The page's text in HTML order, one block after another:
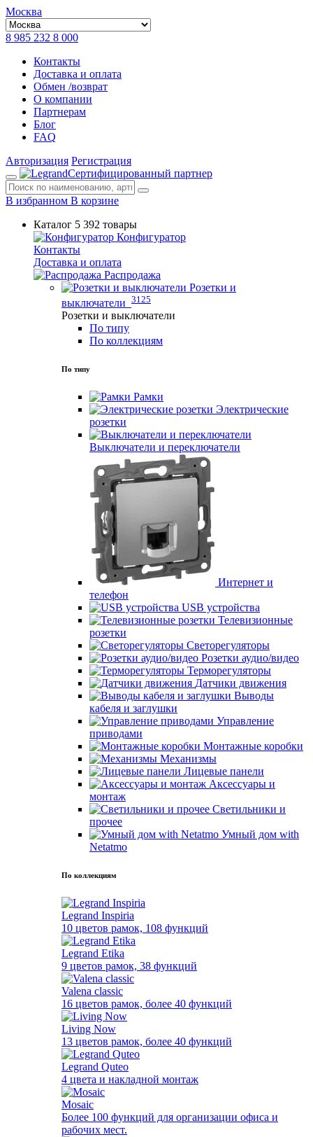
Москва
8 985 232 8 000
Контакты
Доставка и оплата
Обмен /возврат
О компании
Партнерам
Блог
FAQ
Авторизация Регистрация
Сертифицированный партнер
В избранном В корзине
Каталог 5 392 товары
Конфигуратор
Контакты
Доставка и оплата
Распродажа
Розетки и
выключатели 3125
Розетки и выключатели
По типу
По коллекциям
По типу
Рамки
Электрические
розетки
Выключатели и переключатели
Интернет и
телефон
USB устройства
Телевизионные
розетки
Светорегуляторы
Розетки аудио/видео
Терморегуляторы
Датчики движения
Выводы
кабеля и заглушки
Управление
приводами
Монтажные коробки
Механизмы
Лицевые панели
Аксессуары и
монтаж
Светильники и
прочее
Умный дом with
Netatmo
По коллекциям
Legrand Inspiria
10 цветов рамок, 108 функций
Legrand Etika
9 цветов рамок, 38 функций
Valena classic
16 цветов рамок, более 40 функций
Living Now
13 цветов рамок, более 40 функций
Legrand Quteo
4 цвета и накладной монтаж
Mosaic
Более 100 функций для организации офиса и
рабочих мест.